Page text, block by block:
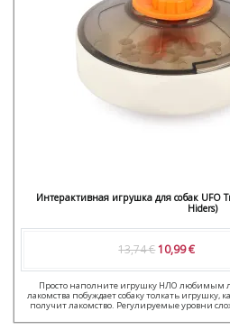
Интерактивная игрушка для собак UFO
Hiders)
13,74 €10,99 €
Просто наполните игрушку НЛО любимым
лакомства побуждает собаку толкать игрушку,
получит лакомство. Регулируемые уровни